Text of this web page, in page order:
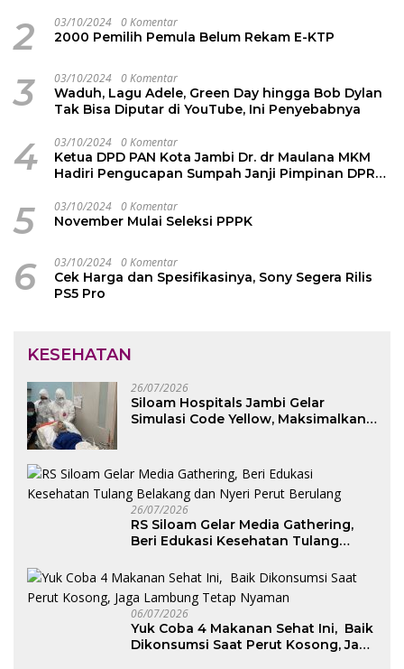
2 03/10/2024 0 Komentar
2000 Pemilih Pemula Belum Rekam E-KTP
3 03/10/2024 0 Komentar
Waduh, Lagu Adele, Green Day hingga Bob Dylan
Tak Bisa Diputar di YouTube, Ini Penyebabnya
4 03/10/2024 0 Komentar
Ketua DPD PAN Kota Jambi Dr. dr Maulana MKM
Hadiri Pengucapan Sumpah Janji Pimpinan DPRD
5 03/10/2024 0 Komentar
November Mulai Seleksi PPPK
6 03/10/2024 0 Komentar
Cek Harga dan Spesifikasinya, Sony Segera Rilis
PS5 Pro
KESEHATAN
26/07/2026
Siloam Hospitals Jambi Gelar
Simulasi Code Yellow, Maksimalkan
26/07/2026
RS Siloam Gelar Media Gathering,
Beri Edukasi Kesehatan Tulang
06/07/2026
Yuk Coba 4 Makanan Sehat Ini, Baik
Dikonsumsi Saat Perut Kosong, Jaga